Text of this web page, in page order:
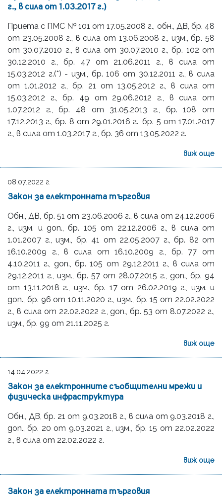
г., в сила от 1.03.2017 г.)
Приета с ПМС № 101 от 17.05.2008 г., обн., ДВ, бр. 48
от 23.05.2008 г., в сила от 13.06.2008 г., изм., бр. 58
от 30.07.2010 г., в сила от 30.07.2010 г., бр. 102 от
30.12.2010 г., бр. 47 от 21.06.2011 г., в сила от
15.03.2012 г.(*) - изм., бр. 106 от 30.12.2011 г., в сила
от 1.01.2012 г., бр. 21 от 13.05.2012 г., в сила от
15.03.2012 г., бр. 49 от 29.06.2012 г., в сила от
1.07.2012 г., бр. 48 от 31.05.2013 г., бр. 108 от
17.12.2013 г., бр. 8 от 29.01.2016 г., бр. 5 от 17.01.2017
г., в сила от 1.03.2017 г., бр. 36 от 13.05.2022 г.
виж още
08.07.2022 г.
Закон за електронната търговия
Обн., ДВ, бр. 51 от 23.06.2006 г., в сила от 24.12.2006
г., изм. и доп., бр. 105 от 22.12.2006 г., в сила от
1.01.2007 г., изм., бр. 41 от 22.05.2007 г., бр. 82 от
16.10.2009 г., в сила от 16.10.2009 г., бр. 77 от
4.10.2011 г., доп., бр. 105 от 29.12.2011 г., в сила от
29.12.2011 г., изм., бр. 57 от 28.07.2015 г., доп., бр. 94
от 13.11.2018 г., изм., бр. 17 от 26.02.2019 г., изм. и
доп., бр. 96 от 10.11.2020 г., изм., бр. 15 от 22.02.2022
г., в сила от 22.02.2022 г., доп., бр. 53 от 8.07.2022 г.,
изм., бр. 99 от 21.11.2025 г.
виж още
14.04.2022 г.
Закон за електронните съобщителни мрежи и
физическа инфраструктура
Обн., ДВ, бр. 21 от 9.03.2018 г., в сила от 9.03.2018 г.,
доп., бр. 20 от 9.03.2021 г., изм., бр. 15 от 22.02.2022
г., в сила от 22.02.2022 г.
виж още
Закон за електронната търговия